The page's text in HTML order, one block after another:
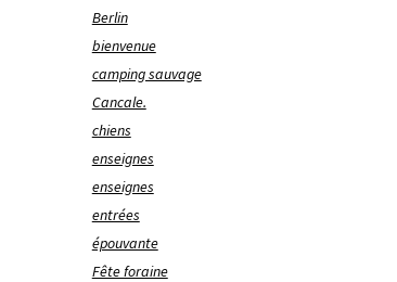
Berlin
bienvenue
camping sauvage
Cancale.
chiens
enseignes
enseignes
entrées
épouvante
Fête foraine